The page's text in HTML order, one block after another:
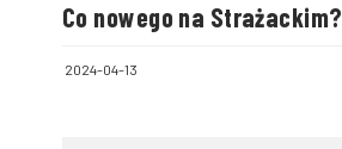
Co nowego na Strażackim?
2024-04-13